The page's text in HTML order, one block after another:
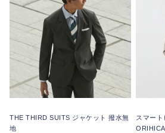
THE THIRD SUITS ジャケット 撥水無
地
スマート